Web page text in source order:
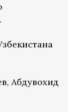
Абдувохид